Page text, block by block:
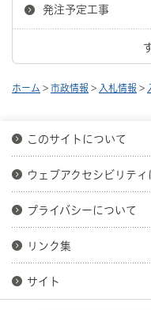
発注予定工事
ホーム > 市政情報 > 入札情報 >
このサイトについて
ウェブアクセシビリティ
プライバシーについて
リンク集
サイト